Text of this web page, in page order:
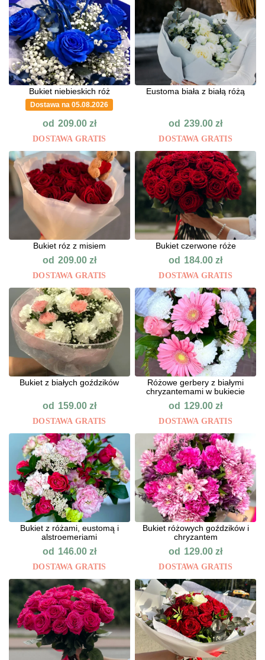
Bukiet niebieskich róż
Dostawa na 05.08.2026
od 209.00 zł
DOSTAWA GRATIS
Eustoma biała z białą różą
od 239.00zł
DOSTAWA GRATIS
Bukiet róz z misiem
od 209.00 zł
DOSTAWA GRATIS
Bukiet czerwone róże
od 184.00zł
DOSTAWA GRATIS
Bukiet z białych goździków
od 159.00 zł
DOSTAWA GRATIS
Różowe gerbery z białymi
chryzantemami w bukiecie
od 129.00zł
DOSTAWA GRATIS
Bukiet z różami, eustomą i
alstroemeriami
od 146.00 zł
DOSTAWA GRATIS
Bukiet różowych goździków i
chryzantem
od 129.00zł
DOSTAWA GRATIS